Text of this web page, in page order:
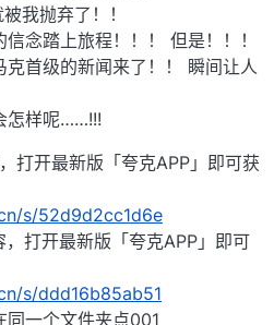
我抛弃了！！
念踏上旅程！！！ 但是！！！
首级的新闻来了！！ 瞬间让人
怎样呢……!!!
打开最新版「夸克APP」即可获
s/52d9d2cc1d6e
，打开最新版「夸克APP」即可
s/ddd16b85ab51
同一个文件夹点001